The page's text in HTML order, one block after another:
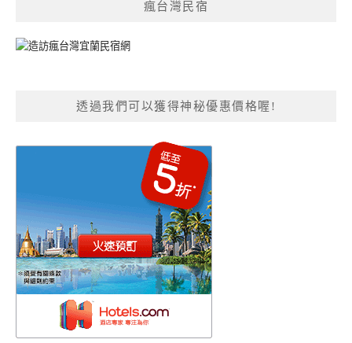
瘋台灣民宿
透過我們可以獲得神秘優惠價格喔!